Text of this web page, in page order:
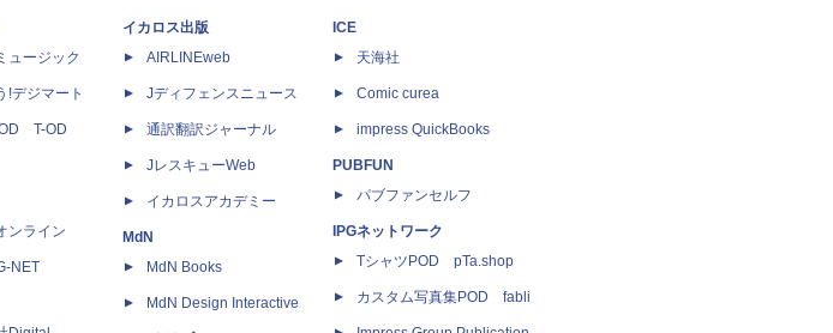
ュージック
!デジマート
T-OD
ンライン
NET
イカロス出版
AIRLINEweb
Jディフェンスニュース
通訳翻訳ジャーナル
JレスキューWeb
イカロスアカデミー
MdN
MdN Books
MdN Design Interactive
ICE
天海社
Comic curea
impress QuickBooks
PUBFUN
パブファンセルフ
IPGネットワーク
TシャツPOD pTa.shop
カスタム写真集POD fabli